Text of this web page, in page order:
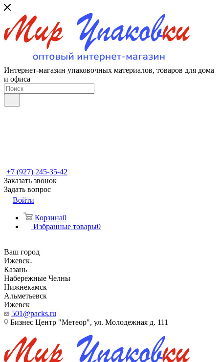
Интернет-магазин упаковочных материалов, товаров для дома
и офиса
+7 (927) 245-35-42
Заказать звонок
Задать вопрос
Войти
Корзина0
Избранные товары0
Ваш город
Ижевск
Казань
Набережные Челны
Нижнекамск
Альметьевск
Ижевск
501@packs.ru
Бизнес Центр "Метеор", ул. Молодежная д. 111